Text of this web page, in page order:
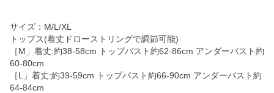
サイズ：M/L/XL
トップス(着丈ドローストリングで調節可能)
［M」着丈:約38-58cm トップバスト約62-86cm アンダーバスト約
60-80cm
［L」着丈:約39-59cm トップバスト約66-90cm アンダーバスト約
64-84cm